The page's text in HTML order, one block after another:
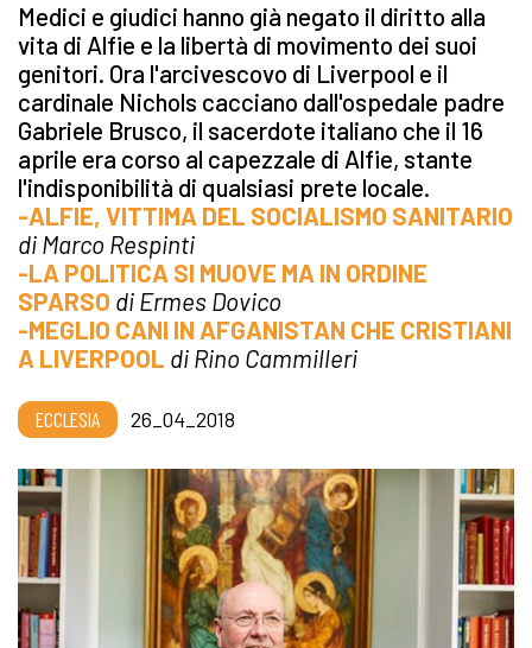
Medici e giudici hanno già negato il diritto alla
vita di Alfie e la libertà di movimento dei suoi
genitori. Ora l'arcivescovo di Liverpool e il
cardinale Nichols cacciano dall'ospedale padre
Gabriele Brusco, il sacerdote italiano che il 16
aprile era corso al capezzale di Alfie, stante
l'indisponibilità di qualsiasi prete locale.
-ALFIE, VITTIMA DEL SOCIALISMO SANITARIO
di Marco Respinti
-LA POLITICA SI MUOVE MA IN ORDINE
SPARSO di Ermes Dovico
-MEGLIO CANI IN AFGANISTAN CHE CRISTIANI
A LIVERPOOL di Rino Cammilleri
ECCLESIA 26_04_2018